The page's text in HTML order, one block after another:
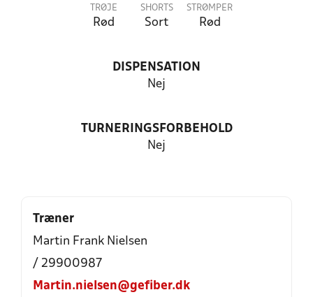
TRØJE
Rød
SHORTS
Sort
STRØMPER
Rød
DISPENSATION
Nej
TURNERINGSFORBEHOLD
Nej
Træner
Martin Frank Nielsen
/ 29900987
Martin.nielsen@gefiber.dk